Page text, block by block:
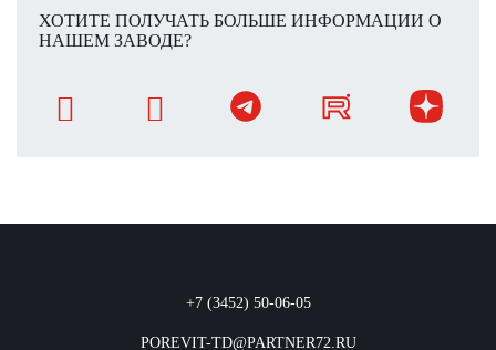
ХОТИТЕ ПОЛУЧАТЬ БОЛЬШЕ ИНФОРМАЦИИ О
НАШЕМ ЗАВОДЕ?
+7 (3452) 50-06-05
POREVIT-TD@PARTNER72.RU